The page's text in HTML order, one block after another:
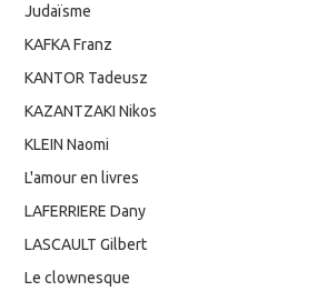
Judaïsme
KAFKA Franz
KANTOR Tadeusz
KAZANTZAKI Nikos
KLEIN Naomi
L'amour en livres
LAFERRIERE Dany
LASCAULT Gilbert
Le clownesque